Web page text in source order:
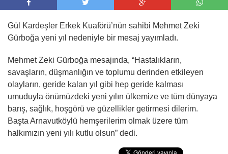
Gül Kardeşler Erkek Kuaförü’nün sahibi Mehmet Zeki
Gürboğa yeni yıl nedeniyle bir mesaj yayımladı.
Mehmet Zeki Gürboğa mesajında, “Hastalıkların,
savaşların, düşmanlığın ve toplumu derinden etkileyen
olayların, geride kalan yıl gibi hep geride kalması
umuduyla önümüzdeki yeni yılın ülkemize ve tüm dünyaya
barış, sağlık, hoşgörü ve güzellikler getirmesi dilerim.
Başta Arnavutköylü hemşerilerim olmak üzere tüm
halkımızın yeni yılı kutlu olsun” dedi.